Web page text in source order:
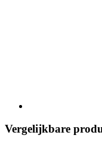
Vergelijkbare